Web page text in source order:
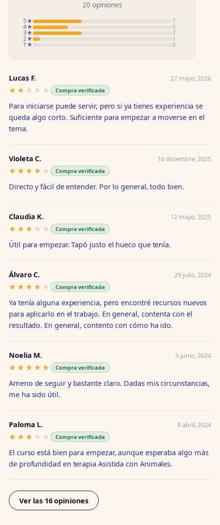
20 opiniones
5★ 7
4★ 5
3★ 7
2★ 1
1★ 0
Lucas F. 27 mayo, 2026
★★★★★
★★★★★ Compra verificada
Para iniciarse puede servir, pero si ya tienes experiencia se
queda algo corto. Suficiente para empezar a moverse en el
tema.
Violeta C. 16 diciembre, 2025
★★★★★
★★★★★ Compra verificada
Directo y fácil de entender. Por lo general, todo bien.
Claudia K. 12 mayo, 2025
★★★★★
★★★★★ Compra verificada
Útil para empezar. Tapó justo el hueco que tenía.
Álvaro C. 29 julio, 2024
★★★★★
★★★★★ Compra verificada
Ya tenía alguna experiencia, pero encontré recursos nuevos
para aplicarlo en el trabajo. En general, contenta con el
resultado. En general, contento con cómo ha ido.
Noelia M. 5 junio, 2024
★★★★★
★★★★★ Compra verificada
Ameno de seguir y bastante claro. Dadas mis circunstancias,
me ha sido útil.
Paloma L. 9 abril, 2024
★★★★★
★★★★★ Compra verificada
El curso está bien para empezar, aunque esperaba algo más
de profundidad en terapia Asistida con Animales.
Ver las 16 opiniones